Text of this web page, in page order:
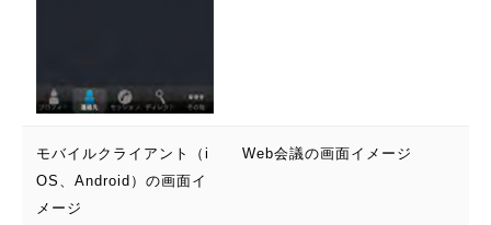
モバイルクライアント（i
OS、Android）の画面イ
メージ
Web会議の画面イメージ